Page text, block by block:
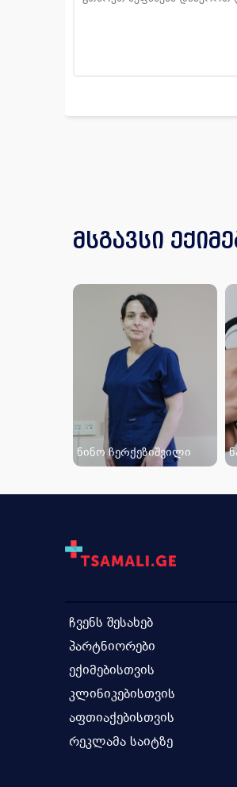
მსგავსი
ნინო ჩერქეზიშვილი
ჩვენს შესახებ
პარტნიორები
ექიმებისთვის
კლინიკებისთვის
აფთიაქებისთვის
რეკლამა საიტზე